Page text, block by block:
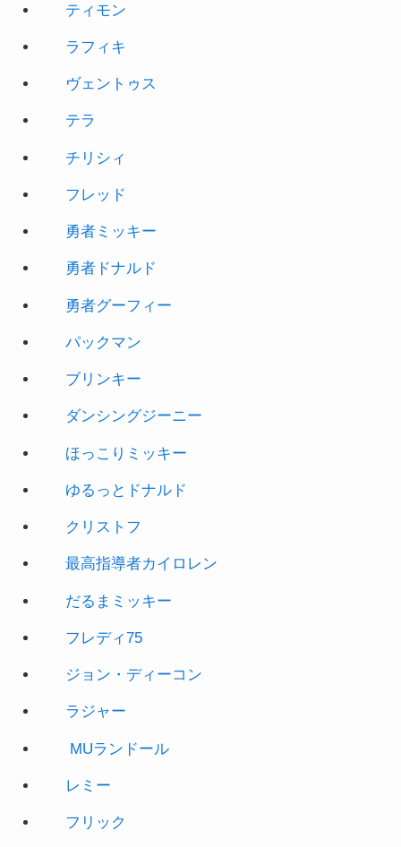
ティモン
ラフィキ
ヴェントゥス
テラ
チリシィ
フレッド
勇者ミッキー
勇者ドナルド
勇者グーフィー
パックマン
ブリンキー
ダンシングジーニー
ほっこりミッキー
ゆるっとドナルド
クリストフ
最高指導者カイロレン
だるまミッキー
フレディ75
ジョン・ディーコン
ラジャー
MUランドール
レミー
フリック